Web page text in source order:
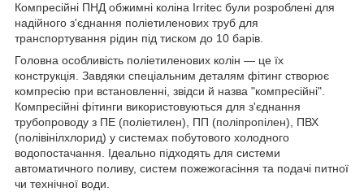
Компресійні ПНД обжимні коліна Irritec були розроблені для
надійного з'єднання поліетиленових труб для
транспортування рідин під тиском до 10 барів.
Головна особливість поліетиленових колін — це їх
конструкція. Завдяки спеціальним деталям фітинг створює
компресію при встановленні, звідси й назва "компресійні".
Компресійні фітинги використовуються для з'єднання
трубопроводу з ПЕ (поліетилен), ПП (поліпропілен), ПВХ
(полівінілхлорид) у системах побутового холодного
водопостачання. Ідеально підходять для системи
автоматичного поливу, систем пожежогасіння та подачі питної
чи технічної води.